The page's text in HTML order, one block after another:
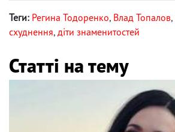
Теги: Регина Тодоренко, Влад Топалов,
схуднення, діти знаменитостей
Статті на тему